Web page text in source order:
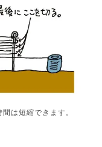
は短縮できます。